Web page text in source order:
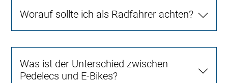
Worauf sollte ich als Radfahrer achten?
Was ist der Unterschied zwischen
Pedelecs und E-Bikes?